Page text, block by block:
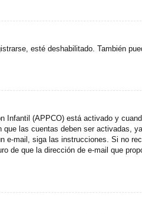
esté deshabilitado. También
Infantil (APPCO) está activado y
las cuentas deben ser activadas,
mail, siga las instrucciones. Si no
de que la dirección de e-mail que